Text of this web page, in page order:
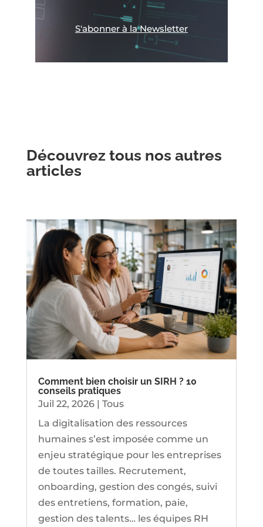
S'abonner à la Newsletter
Découvrez tous nos autres
articles
Comment bien choisir un SIRH ? 10
conseils pratiques
Juil 22, 2026| Tous
La digitalisation des ressources
humaines s’est imposée comme un
enjeu stratégique pour les entreprises
de toutes tailles. Recrutement,
onboarding, gestion des congés, suivi
des entretiens, formation, paie,
gestion des talents… les équipes RH